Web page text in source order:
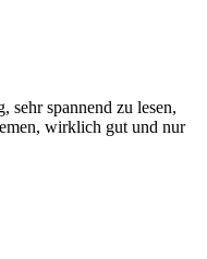
sehr spannend zu lesen,
wirklich gut und nur